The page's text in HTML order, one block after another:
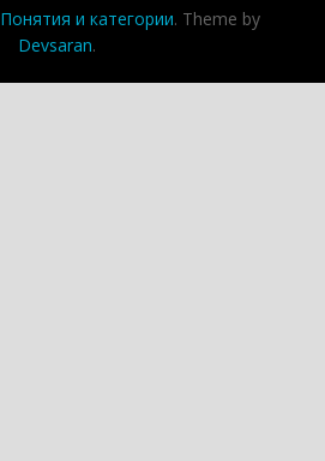
Понятия и категории. Theme by
Devsaran.